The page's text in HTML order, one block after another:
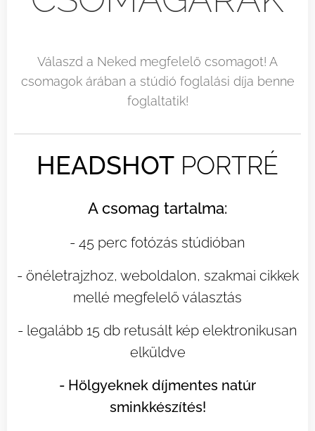
Válaszd a Neked megfelelő csomagot! A
csomagok árában a stúdió foglalási díja benne
foglaltatik!
HEADSHOT PORTRÉ
A csomag tartalma:
- 45 perc fotózás stúdióban
- önéletrajzhoz, weboldalon, szakmai cikkek
mellé megfelelő választás
- legalább 15 db retusált kép elektronikusan
elküldve
- Hölgyeknek díjmentes natúr
sminkkészítés!